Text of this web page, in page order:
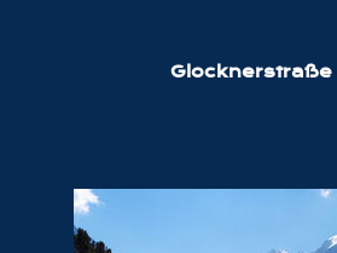
Glocknerstraße